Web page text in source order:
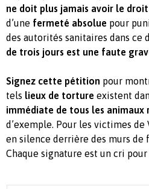
ne doit plus jamais avoir le
d’une fermeté absolue pour
des autorités sanitaires dans
de trois jours est une faute
Signez cette pétition pour
tels
lieux de torture existent
immédiate de tous les animaux
d’exemple. Pour les victimes
en silence derrière des murs de
Chaque signature est un cri